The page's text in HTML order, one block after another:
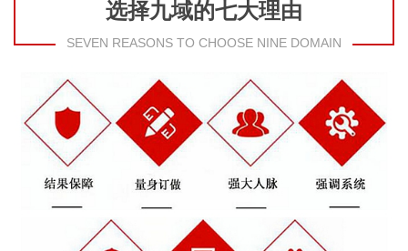
选择九域的七大理由
SEVEN REASONS TO CHOOSE NINE DOMAIN